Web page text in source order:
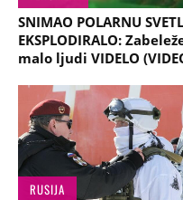
SNIMAO POLARNU
EKSPLODIRALO:
malo ljudi VIDELO
RUSIJA